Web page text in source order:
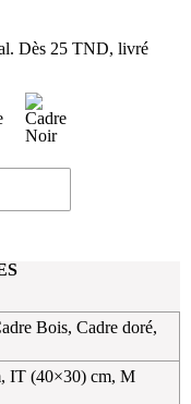
Dès 25 TND, livré
Bois, Cadre doré,
, IT (40×30) cm, M